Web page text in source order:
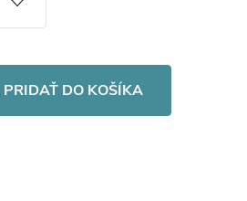
PRIDAŤ DO KOŠÍKA